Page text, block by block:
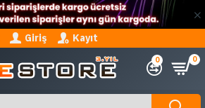
Giriş Kayıt
0 0